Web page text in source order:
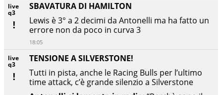
live
q3
TENSIONE A SILVERSTONE!
Tutti in pista, anche le Racing Bulls per l’ultimo
time attack, c’è grande silenzio a Silverstone
live
q3
SBAVATURA DI HAMILTON
Lewis è 3° a 2 decimi da Antonelli ma ha fatto un
errore non da poco in curva 3
18:05